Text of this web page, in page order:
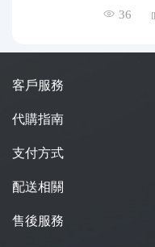
指南
36
客戶服務
代購指南
支付方式
配送相關
售後服務